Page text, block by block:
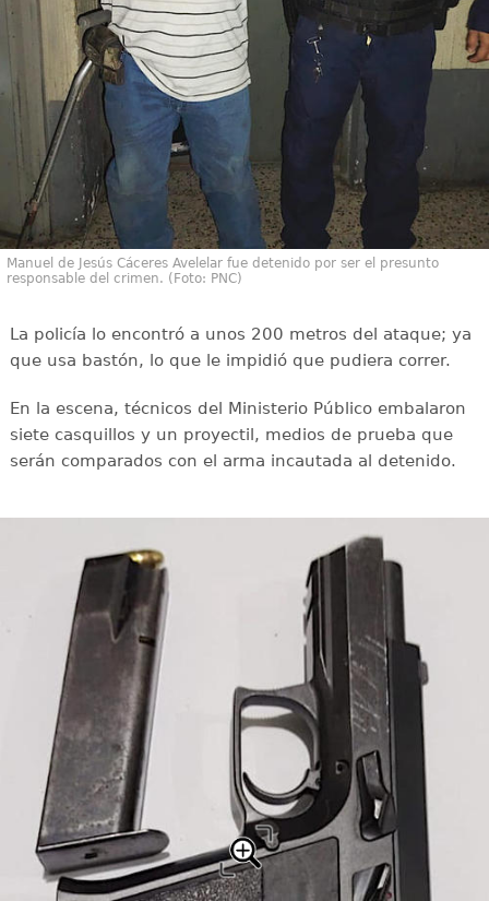
Manuel de Jesús Cáceres Avelelar fue detenido por ser el presunto
responsable del crimen. (Foto: PNC)
La policía lo encontró a unos 200 metros del ataque; ya
que usa bastón, lo que le impidió que pudiera correr.
En la escena, técnicos del Ministerio Público embalaron
siete casquillos y un proyectil, medios de prueba que
serán comparados con el arma incautada al detenido.